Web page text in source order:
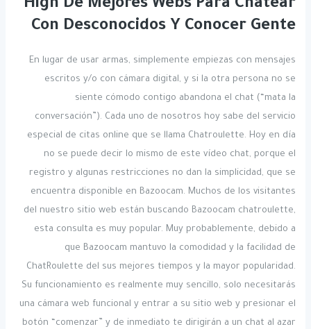
High De Mejores Webs Para Chatear
Con Desconocidos Y Conocer Gente
En lugar de usar armas, simplemente empiezas con mensajes
escritos y/o con cámara digital, y si la otra persona no se
siente cómodo contigo abandona el chat (“mata la
conversación”). Cada uno de nosotros hoy sabe del servicio
especial de citas online que se llama Chatroulette. Hoy en día
no se puede decir lo mismo de este vídeo chat, porque el
registro y algunas restricciones no dan la simplicidad, que se
encuentra disponible en Bazoocam. Muchos de los visitantes
del nuestro sitio web están buscando Bazoocam chatroulette,
esta consulta es muy popular. Muy probablemente, debido a
que Bazoocam mantuvo la comodidad y la facilidad de
ChatRoulette del sus mejores tiempos y la mayor popularidad.
Su funcionamiento es realmente muy sencillo, solo necesitarás
una cámara web funcional y entrar a su sitio web y presionar el
botón “comenzar” y de inmediato te dirigirán a un chat al azar